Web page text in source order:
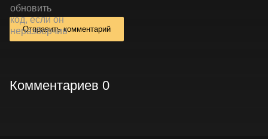
Отправить комментарий
Комментариев 0